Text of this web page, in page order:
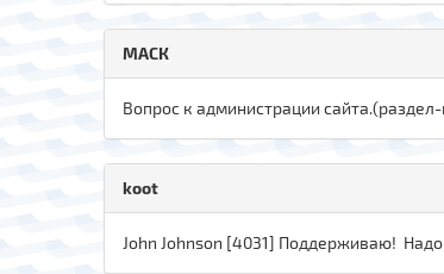
МАСК
Вопрос к администрации
koot
John Johnson [4031] Поддерживаю!